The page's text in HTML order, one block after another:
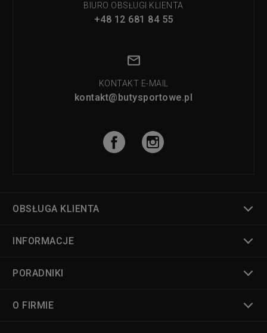
BIURO OBSŁUGI KLIENTA
+48 12 681 84 55
KONTAKT E-MAIL
kontakt@butysportowe.pl
OBSŁUGA KLIENTA
INFORMACJE
PORADNIKI
O FIRMIE